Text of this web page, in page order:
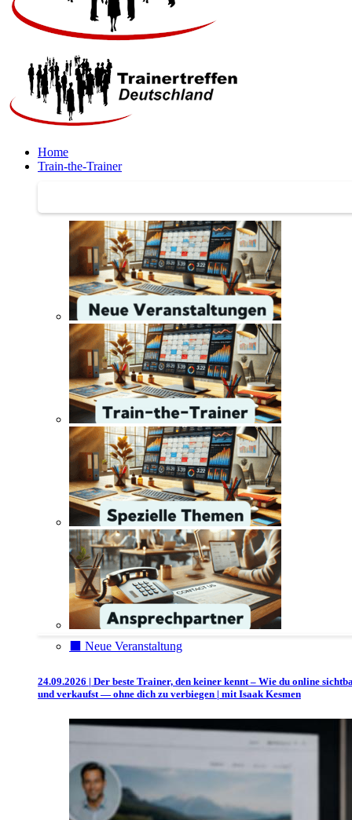
Home
Train-the-Trainer
⬛️ Neue Veranstaltung
24.09.2026 | Der beste Trainer, den keiner kennt – Wie du online
und verkaufst — ohne dich zu verbiegen | mit Isaak Kesmen